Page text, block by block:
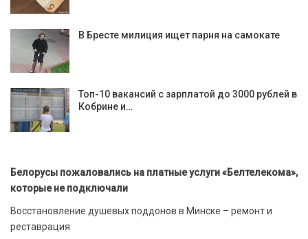
В Бресте милиция ищет парня на самокате
Топ-10 вакансий с зарплатой до 3000 рублей в
Кобрине и…
Белорусы пожаловались на платные услуги «Белтелекома»,
которые не подключали
Восстановление душевых поддонов в Минске – ремонт и
реставрация